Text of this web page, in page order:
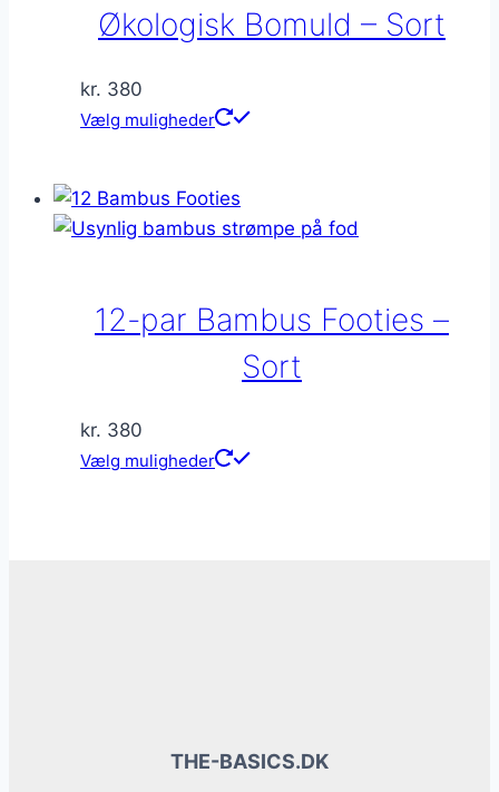
på
varesiden
Økologisk Bomuld – Sort
kr. 380
Vælg muligheder
Dette
varianter.
vælges
på
varesiden
12-par Bambus Footies –
Sort
kr. 380
Vælg muligheder
Dette
THE-BASICS.DK